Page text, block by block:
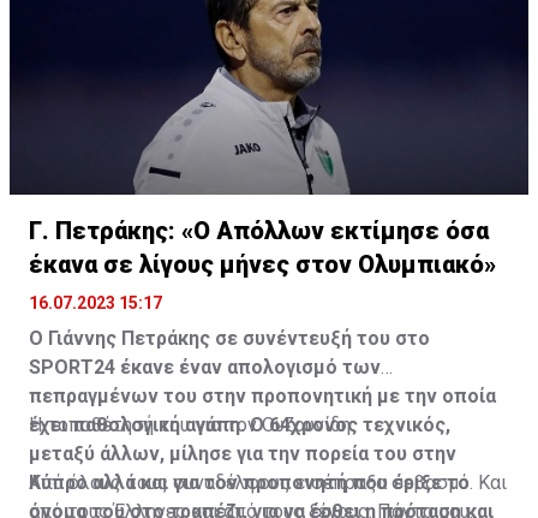
Γ. Πετράκης: «Ο Απόλλων εκτίμησε όσα
έκανα σε λίγους μήνες στον Ολυμπιακό»
16.07.2023 15:17
Ο Γιάννης Πετράκης σε συνέντευξή του στο
SPORT24 έκανε έναν απολογισμό των
πεπραγμένων του στην προπονητική με την οποία
έχει παθολογική αγάπη. Ο 64χρονος τεχνικός,
μεταξύ άλλων, μίλησε για την πορεία του στην
Κύπρο αλλά και για τον προπονητή που έριξε το
όνομα του στο τραπέζι, για να έρθει η πρόταση και
Η τοποθέτησή του για τον Ουζουνίδη:
Από όλους τους συναδέλφους εισέπραξα σεβασμό. Και
από τους Έλληνες και από τους ξένους. Πάντα μου